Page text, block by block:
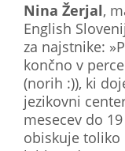
Nina Žerjal,
English
za najstnike:
končno v
(norih :)), ki
jezikovni
mesecev do
obiskuje toliko